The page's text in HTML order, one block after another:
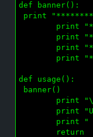
def banner():
print
print
print
        print "*
print
def usage():
banner()
print
print
print "
        return